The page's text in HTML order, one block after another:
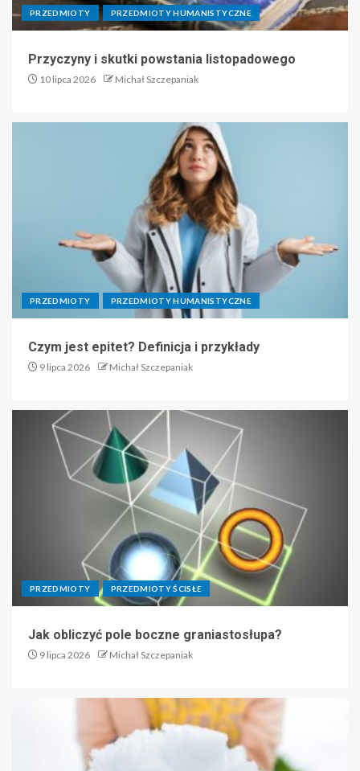
PRZEDMIOTY PRZEDMIOTY HUMANISTYCZNE
Przyczyny i skutki powstania listopadowego
10 lipca 2026 Michał Szczepaniak
PRZEDMIOTY PRZEDMIOTY HUMANISTYCZNE
Czym jest epitet? Definicja i przykłady
9 lipca 2026 Michał Szczepaniak
PRZEDMIOTY PRZEDMIOTY ŚCISŁE
Jak obliczyć pole boczne graniastosłupa?
9 lipca 2026 Michał Szczepaniak